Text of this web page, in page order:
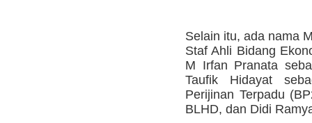
Selain itu, ada nama
Staf Ahli Bidang
M Irfan Pranata
Taufik Hidayat
Perijinan Terpadu
BLHD, dan Didi